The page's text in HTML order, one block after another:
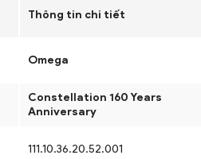
Thông tin chi tiết
Omega
Constellation 160 Years
Anniversary
111.10.36.20.52.001